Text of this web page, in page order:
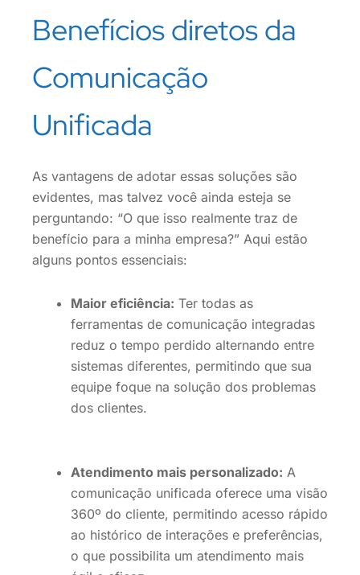
Benefícios diretos da
Comunicação
Unificada
As vantagens de adotar essas soluções são
evidentes, mas talvez você ainda esteja se
perguntando: “O que isso realmente traz de
benefício para a minha empresa?” Aqui estão
alguns pontos essenciais:
Maior eficiência: Ter todas as
ferramentas de comunicação integradas
reduz o tempo perdido alternando entre
sistemas diferentes, permitindo que sua
equipe foque na solução dos problemas
dos clientes.
Atendimento mais personalizado: A
comunicação unificada oferece uma visão
360º do cliente, permitindo acesso rápido
ao histórico de interações e preferências,
o que possibilita um atendimento mais